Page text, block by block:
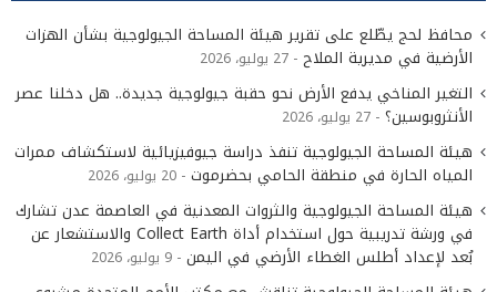
محافظ لحج يطّلع على تقرير هيئة المساحة الجيولوجية بشأن الهزات
الأرضية في مديرية الملاح 27 يوليو، 2026
التغير المناخي يدفع الأرض نحو حقبة جيولوجية جديدة.. هل دخلنا عصر
الأنثروبوسين؟ 27 يوليو، 2026
هيئة المساحة الجيولوجية تنفذ دراسة جيوفيزيائية لاستكشاف ممرات
المياه الحارة في منطقة الحامي بحضرموت 20 يوليو، 2026
هيئة المساحة الجيولوجية والثروات المعدنية في العاصمة عدن تشارك
في ورشة تدريبية حول استخدام أداة Collect Earth والاستشعار عن
بُعد لإعداد أطلس الغطاء الأرضي في اليمن 9 يوليو، 2026